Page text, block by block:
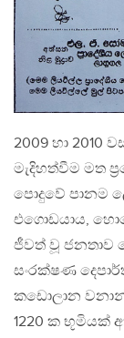
2009 හා 2010
මැදිහත්වීම මත
පොදුවේ පානම
එගොඩයාය,
ජීවත් වූ ජනතාව
සංරක්ෂණ
කඩොලාන
1220 ක භූමියක්